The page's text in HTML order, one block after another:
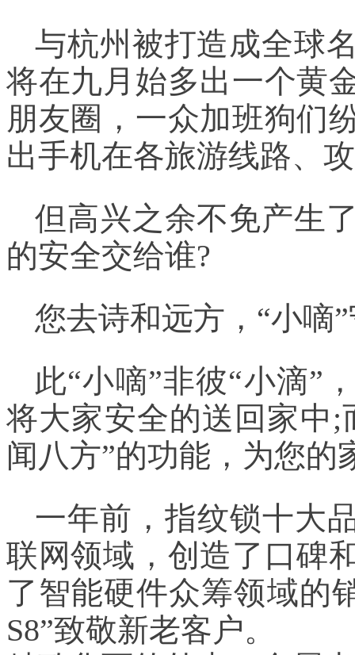
与杭州被打造成全球
将在九月始多出一个黄
朋友圈，一众加班狗们
出手机在各旅游线路、
但高兴之余不免产生
的安全交给谁?
您去诗和远方，“小嘀
此“小嘀”非彼“小滴”
将大家安全的送回家中;
闻八方”的功能，为您的
一年前，指纹锁十大
联网领域，创造了口碑
了智能硬件众筹领域的
S8”致敬新老客户。